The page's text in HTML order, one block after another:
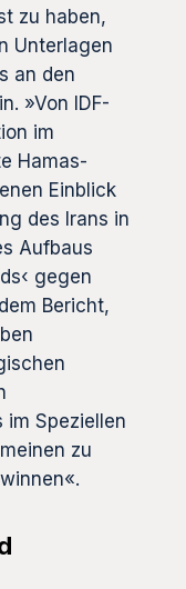
zu haben,
Unterlagen
an den
»Von IDF-
im
Hamas-
Einblick
des Irans in
Aufbaus
gegen
Bericht,
im Speziellen
zu